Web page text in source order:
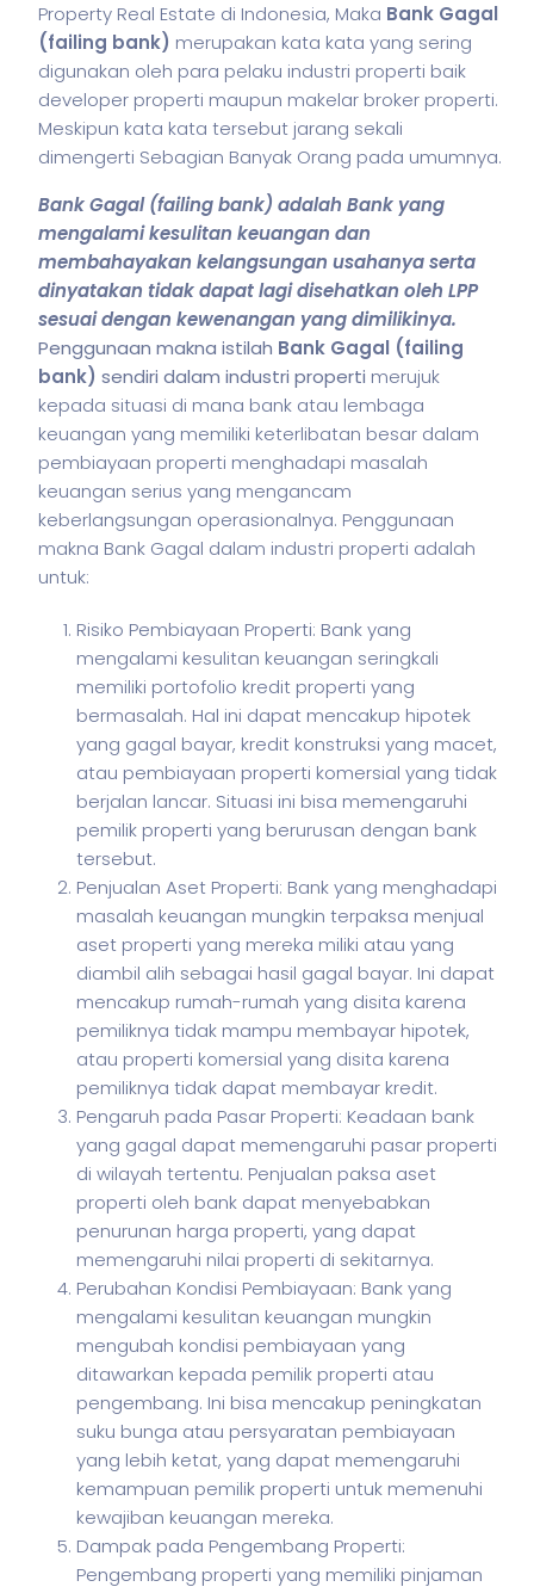
Property Real Estate di Indonesia, Maka Bank Gagal
(failing bank) merupakan kata kata yang sering
digunakan oleh para pelaku industri properti baik
developer properti maupun makelar broker properti.
Meskipun kata kata tersebut jarang sekali
dimengerti Sebagian Banyak Orang pada umumnya.
Bank Gagal (failing bank) adalah Bank yang
mengalami kesulitan keuangan dan
membahayakan kelangsungan usahanya serta
dinyatakan tidak dapat lagi disehatkan oleh LPP
sesuai dengan kewenangan yang dimilikinya.
Penggunaan makna istilah Bank Gagal (failing
bank) sendiri dalam industri properti merujuk
kepada situasi di mana bank atau lembaga
keuangan yang memiliki keterlibatan besar dalam
pembiayaan properti menghadapi masalah
keuangan serius yang mengancam
keberlangsungan operasionalnya. Penggunaan
makna Bank Gagal dalam industri properti adalah
untuk:
Risiko Pembiayaan Properti: Bank yang
mengalami kesulitan keuangan seringkali
memiliki portofolio kredit properti yang
bermasalah. Hal ini dapat mencakup hipotek
yang gagal bayar, kredit konstruksi yang macet,
atau pembiayaan properti komersial yang tidak
berjalan lancar. Situasi ini bisa memengaruhi
pemilik properti yang berurusan dengan bank
tersebut.
Penjualan Aset Properti: Bank yang menghadapi
masalah keuangan mungkin terpaksa menjual
aset properti yang mereka miliki atau yang
diambil alih sebagai hasil gagal bayar. Ini dapat
mencakup rumah-rumah yang disita karena
pemiliknya tidak mampu membayar hipotek,
atau properti komersial yang disita karena
pemiliknya tidak dapat membayar kredit.
Pengaruh pada Pasar Properti: Keadaan bank
yang gagal dapat memengaruhi pasar properti
di wilayah tertentu. Penjualan paksa aset
properti oleh bank dapat menyebabkan
penurunan harga properti, yang dapat
memengaruhi nilai properti di sekitarnya.
Perubahan Kondisi Pembiayaan: Bank yang
mengalami kesulitan keuangan mungkin
mengubah kondisi pembiayaan yang
ditawarkan kepada pemilik properti atau
pengembang. Ini bisa mencakup peningkatan
suku bunga atau persyaratan pembiayaan
yang lebih ketat, yang dapat memengaruhi
kemampuan pemilik properti untuk memenuhi
kewajiban keuangan mereka.
Dampak pada Pengembang Properti:
Pengembang properti yang memiliki pinjaman